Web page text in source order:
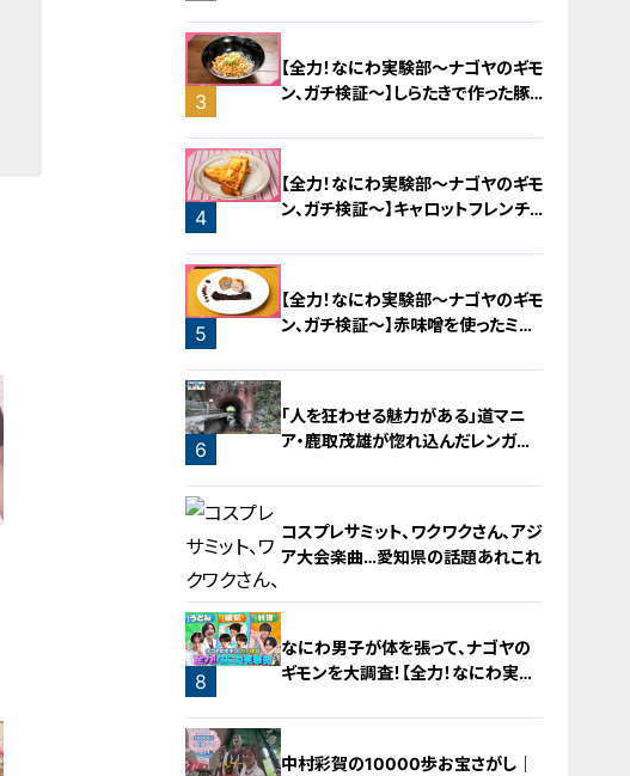
3
【全力！なにわ実験部～ナゴヤのギモ
ン、ガチ検証～】しらたきで作った豚
4
【全力！なにわ実験部～ナゴヤのギモ
ン、ガチ検証～】キャロットフレンチ
5
【全力！なにわ実験部～ナゴヤのギモ
ン、ガチ検証～】赤味噌を使ったミル
6
「人を狂わせる魅力がある」道マニ
ア・鹿取茂雄が惚れ込んだレンガの
7
コスプレサミット、ワクワクさん、アジ
ア大会楽曲…愛知県の話題あれこれ
8
なにわ男子が体を張って、ナゴヤの
ギモンを大調査！【全力！なにわ実験
中村彩賀の10000歩お宝さがし｜